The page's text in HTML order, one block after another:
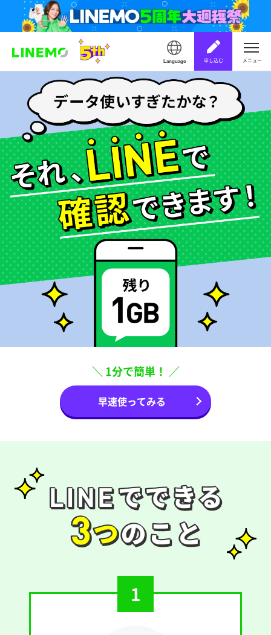
Language 申し込む メニュー
＼ 1分で簡単！ ／
早速使ってみる
1